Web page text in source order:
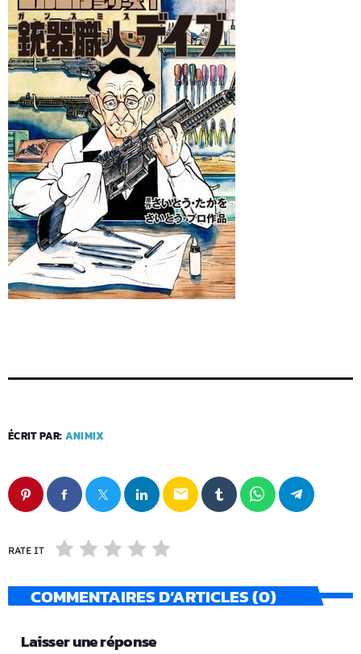
ÉCRIT PAR: ANIMIX
email
RATE IT
COMMENTAIRES D’ARTICLES (0)
Laisser une réponse